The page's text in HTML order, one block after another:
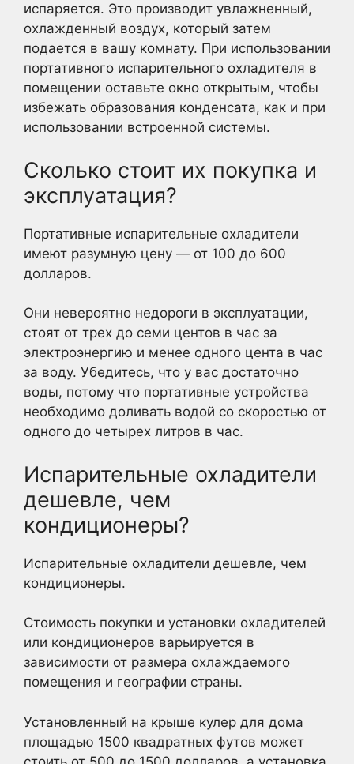
испаряется. Это производит увлажненный,
охлажденный воздух, который затем
подается в вашу комнату. При использовании
портативного испарительного охладителя в
помещении оставьте окно открытым, чтобы
избежать образования конденсата, как и при
использовании встроенной системы.
Сколько стоит их покупка и
эксплуатация?
Портативные испарительные охладители
имеют разумную цену — от 100 до 600
долларов.
Они невероятно недороги в эксплуатации,
стоят от трех до семи центов в час за
электроэнергию и менее одного цента в час
за воду. Убедитесь, что у вас достаточно
воды, потому что портативные устройства
необходимо доливать водой со скоростью от
одного до четырех литров в час.
Испарительные охладители
дешевле, чем
кондиционеры?
Испарительные охладители дешевле, чем
кондиционеры.
Стоимость покупки и установки охладителей
или кондиционеров варьируется в
зависимости от размера охлаждаемого
помещения и географии страны.
Установленный на крыше кулер для дома
площадью 1500 квадратных футов может